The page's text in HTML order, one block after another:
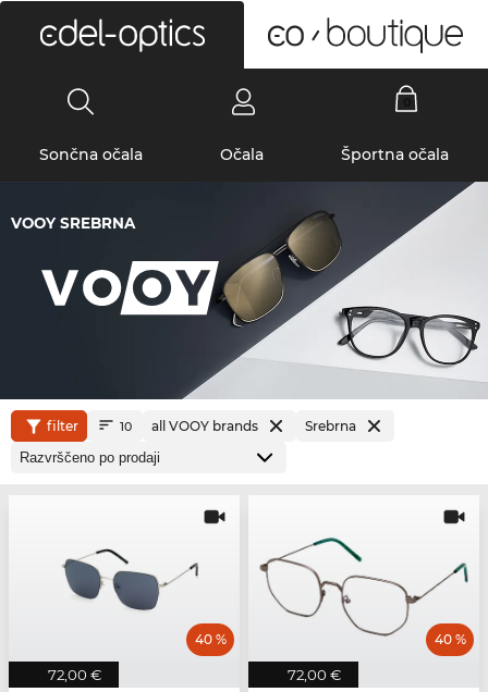
Sončna očala Očala Športna očala
VOOY SREBRNA
filter 10 all VOOY brands Srebrna
72,00 €
40 %
72,00 €
40 %